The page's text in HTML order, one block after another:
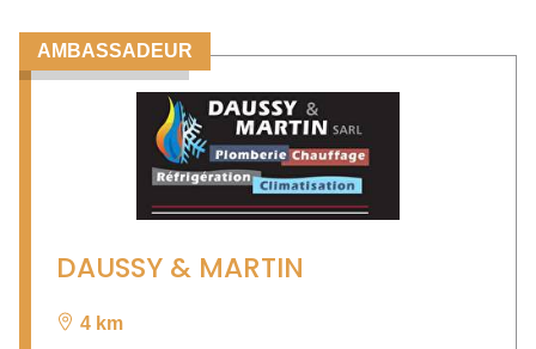
AMBASSADEUR
DAUSSY & MARTIN
4 km